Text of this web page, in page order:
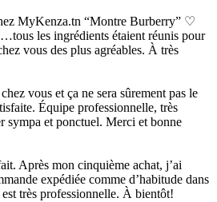
MyKenza.tn “Montre Burberry” ♡
les ingrédients étaient réunis pour
vous des plus agréables. À très
vous et ça ne sera sûrement pas le
Équipe professionnelle, très
sympa et ponctuel. Merci et bonne
Après mon cinquième achat, j’ai
expédiée comme d’habitude dans
très professionnelle. À bientôt!